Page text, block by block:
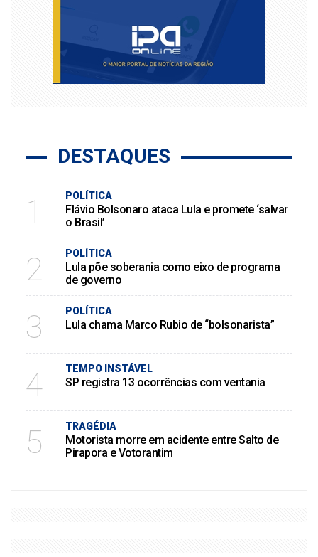
DESTAQUES
1 POLÍTICA
Flávio Bolsonaro ataca Lula e promete ‘salvar
o Brasil’
2 POLÍTICA
Lula põe soberania como eixo de programa
de governo
3 POLÍTICA
Lula chama Marco Rubio de “bolsonarista”
4 TEMPO INSTÁVEL
SP registra 13 ocorrências com ventania
5 TRAGÉDIA
Motorista morre em acidente entre Salto de
Pirapora e Votorantim